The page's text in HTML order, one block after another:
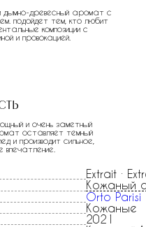
дымно-древесный аромат с
подойдет тем, кто любит
композиции с
и провокацией.
и очень заметный
оставляет темный
и производит сильное,
впечатление.
Extrait ·
Кожаный
Orto Parisi
Кожаные
2021